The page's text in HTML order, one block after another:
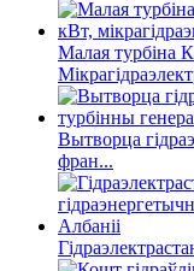
Малая турбіна
Вытворца
фран...